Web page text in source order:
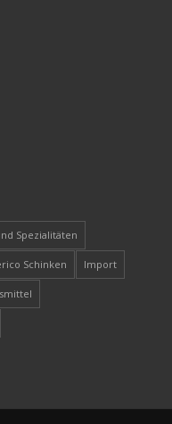
Spezialitäten
Schinken Import